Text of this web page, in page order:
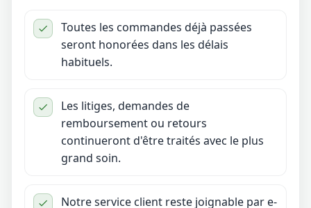
Toutes les commandes déjà passées
seront honorées dans les délais
habituels.
Les litiges, demandes de
remboursement ou retours
continueront d'être traités avec le plus
grand soin.
Notre service client reste joignable par e-